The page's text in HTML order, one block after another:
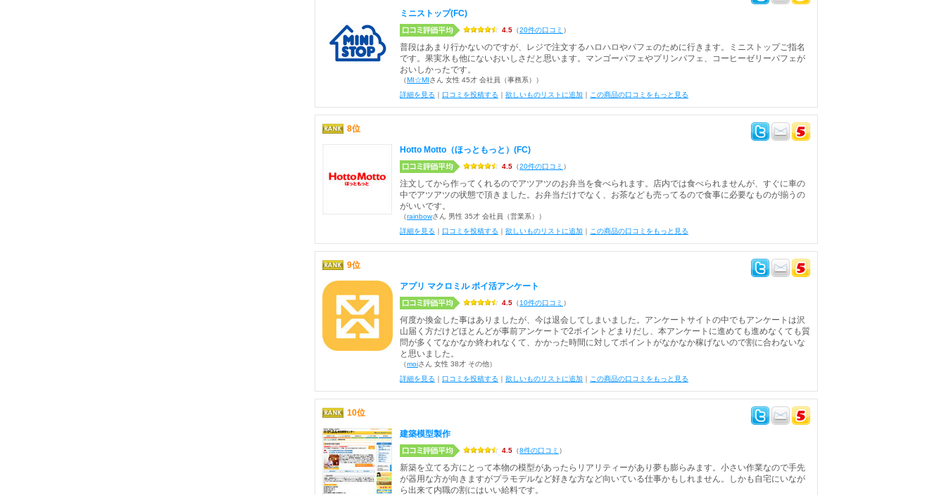
ミニストップ(FC)
4.5 （20件の口コミ ）
普段はあまり行かないのですが、レジで注文するハロハロやパフェのために行きます。ミニストップご指名
です。果実氷も他にないおいしさだと思います。マンゴーパフェやプリンパフェ、コーヒーゼリーパフェが
おいしかったです。
（MI☆MIさん 女性 45才 会社員（事務系））
詳細を見る ｜ 口コミを投稿する ｜ 欲しいものリストに追加 ｜ この商品の口コミをもっと見る
8位
Hotto Motto（ほっともっと）(FC)
4.5 （20件の口コミ ）
注文してから作ってくれるのでアツアツのお弁当を食べられます。店内では食べられませんが、すぐに車の
中でアツアツの状態で頂きました。お弁当だけでなく、お茶なども売ってるので食事に必要なものが揃うの
がいいです。
（rainbowさん 男性 35才 会社員（営業系））
詳細を見る ｜ 口コミを投稿する ｜ 欲しいものリストに追加 ｜ この商品の口コミをもっと見る
9位
アプリ マクロミル ポイ活アンケート
4.5 （10件の口コミ ）
何度か換金した事はありましたが、今は退会してしまいました。アンケートサイトの中でもアンケートは沢
山届く方だけどほとんどが事前アンケートで2ポイントどまりだし、本アンケートに進めても進めなくても質
問が多くてなかなか終われなくて、かかった時間に対してポイントがなかなか稼げないので割に合わないな
と思いました。
（moiさん 女性 38才 その他）
詳細を見る ｜ 口コミを投稿する ｜ 欲しいものリストに追加 ｜ この商品の口コミをもっと見る
10位
建築模型製作
4.5 （8件の口コミ ）
新築を立てる方にとって本物の模型があったらリアリティーがあり夢も膨らみます。小さい作業なので手先
が器用な方が向きますがプラモデルなど好きな方など向いている仕事かもしれません。しかも自宅にいなが
ら出来て内職の割にはいい給料です。